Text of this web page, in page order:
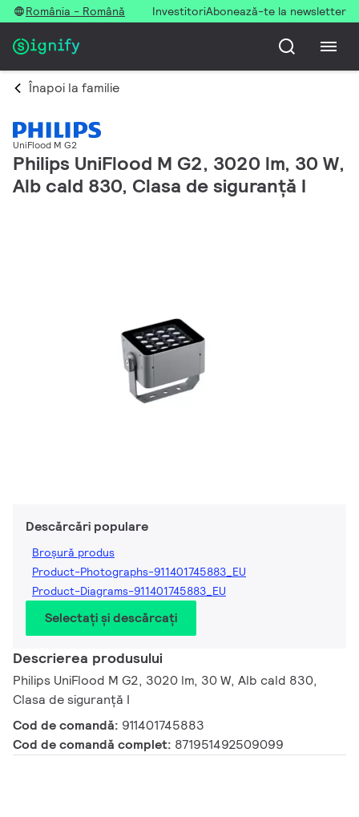
România - Română InvestitoriAbonează-te la newsletter
Înapoi la familie
UniFlood M G2
Philips UniFlood M G2, 3020 lm, 30 W,
Alb cald 830, Clasa de siguranță I
Descărcări populare
Broșură produs
Product-Photographs-911401745883_EU
Product-Diagrams-911401745883_EU
Selectați și descărcați
Descrierea produsului
Philips UniFlood M G2, 3020 lm, 30 W, Alb cald 830,
Clasa de siguranță I
Cod de comandă: 911401745883
Cod de comandă complet: 871951492509099